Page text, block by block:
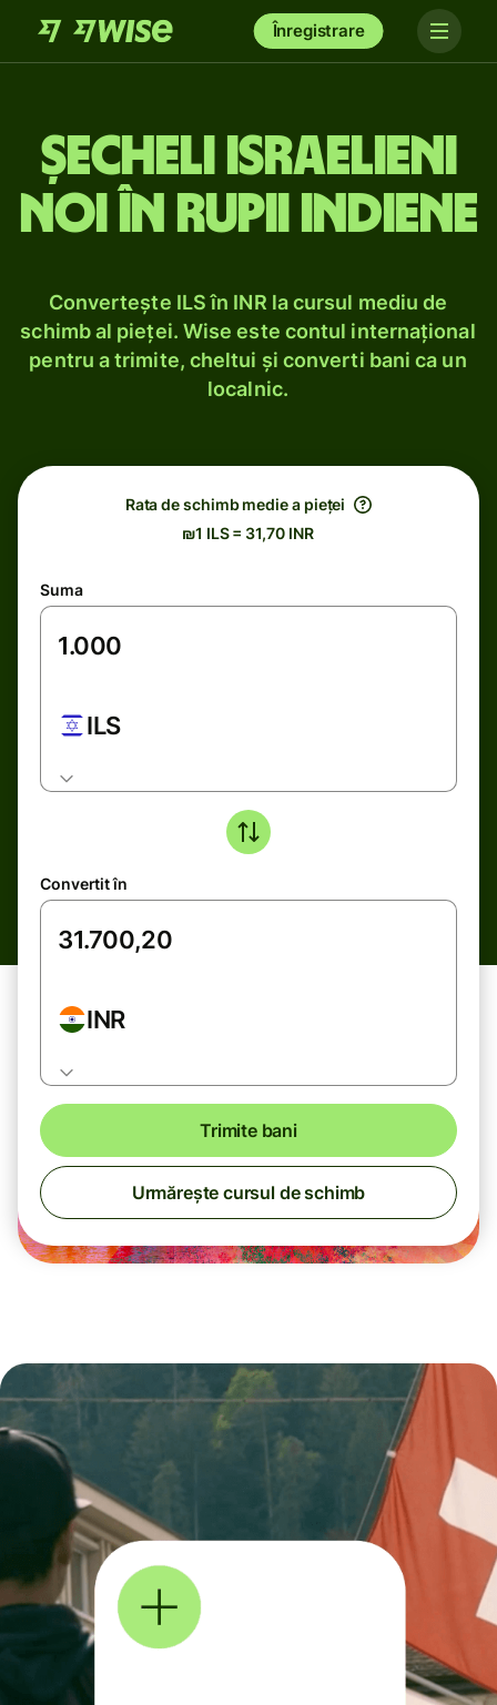
Înregistrare
Șecheli israelieni
noi în rupii indiene
Convertește ILS în INR la cursul mediu de
schimb al pieței. Wise este contul internațional
pentru a trimite, cheltui și converti bani ca un
localnic.
Rata de schimb medie a pieței
₪1 ILS = 31,70 INR
Suma
ILS
Convertit în
INR
Trimite bani
Urmărește cursul de schimb